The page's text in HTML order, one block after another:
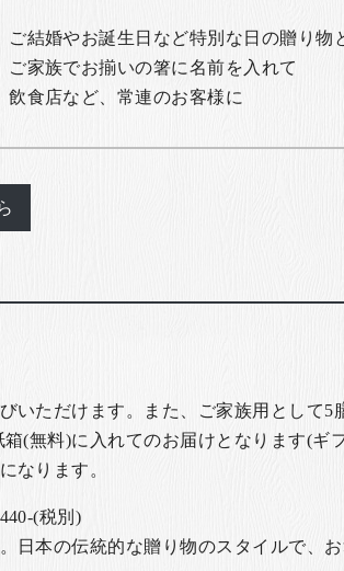
ご結婚やお誕生日など特別な日の贈り物
ご家族でお揃いの箸に名前を入れて
飲食店など、常連のお客様に
いただけます。また、ご家族用として5
(無料)に入れてのお届けとなります(ギ
なります。
(税別)
日本の伝統的な贈り物のスタイルで、